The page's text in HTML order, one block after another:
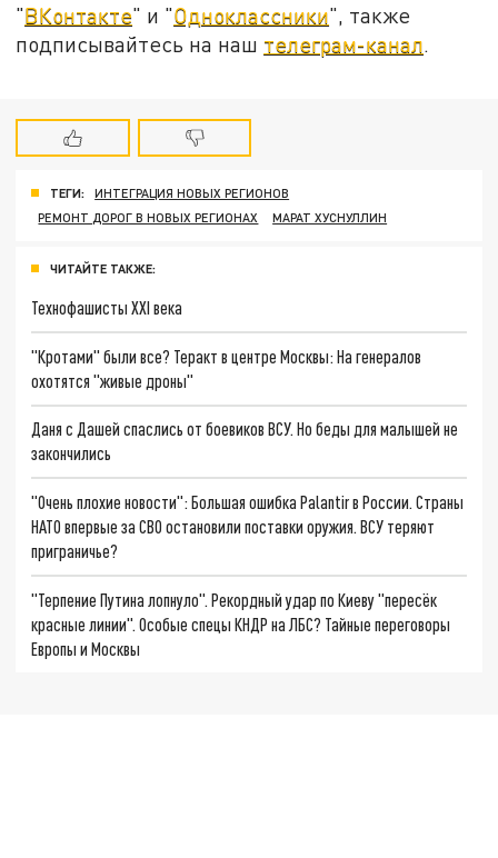
"ВКонтакте" и "Одноклассники", также
подписывайтесь на наш телеграм-канал.
ТЕГИ:
ИНТЕГРАЦИЯ НОВЫХ РЕГИОНОВ
РЕМОНТ ДОРОГ В НОВЫХ РЕГИОНАХ
МАРАТ ХУСНУЛЛИН
ЧИТАЙТЕ ТАКЖЕ:
Технофашисты XXI века
"Кротами" были все? Теракт в центре Москвы: На генералов
охотятся "живые дроны"
Даня с Дашей спаслись от боевиков ВСУ. Но беды для малышей не
закончились
"Очень плохие новости": Большая ошибка Palantir в России. Страны
НАТО впервые за СВО остановили поставки оружия. ВСУ теряют
приграничье?
"Терпение Путина лопнуло". Рекордный удар по Киеву "пересёк
красные линии". Особые спецы КНДР на ЛБС? Тайные переговоры
Европы и Москвы